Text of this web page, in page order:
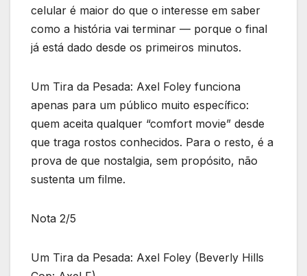
celular é maior do que o interesse em saber
como a história vai terminar — porque o final
já está dado desde os primeiros minutos.
Um Tira da Pesada: Axel Foley funciona
apenas para um público muito específico:
quem aceita qualquer “comfort movie” desde
que traga rostos conhecidos. Para o resto, é a
prova de que nostalgia, sem propósito, não
sustenta um filme.
Nota 2/5
Um Tira da Pesada: Axel Foley (Beverly Hills